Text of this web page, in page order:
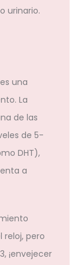
urinario.
una
La
de las
de 5-
DHT),
a
reloj, pero
¡envejecer